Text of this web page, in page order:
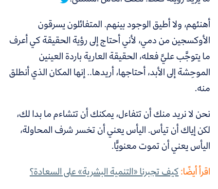
أهنئهم، ولا أطيق الوجود بينهم. المتفائلون يسرقون
الأوكسجين من دمي، لأني أحتاج إلى رؤية الحقيقة كي أعرف
ما يتوجَّب عليَّ فعله، الحقيقة العارية باردة العينين
الموحِشة إلى الأبد، أحتاجها، أريدها.. إنها المكان الذي أنطلق
منه.
نحن لا نريد منك أن تتفاءل، يمكنك أن تتشاءم ما بدا لك،
لكن إياك أن تيأس. اليأس يعني أن تخسر شرف المحاولة،
اليأس يعني أن تموت معنويًّا.
اقرأ أيضًا:كيف تجبرنا «التنمية البشرية» على السعادة؟